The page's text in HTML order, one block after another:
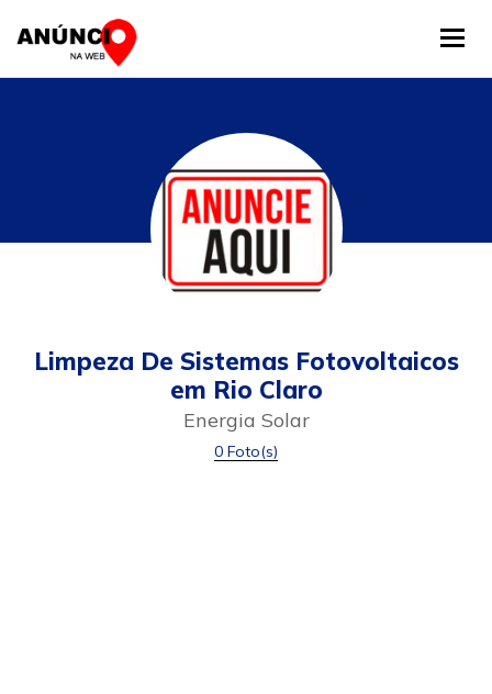
Limpeza De Sistemas Fotovoltaicos
em Rio Claro
Energia Solar
0 Foto(s)